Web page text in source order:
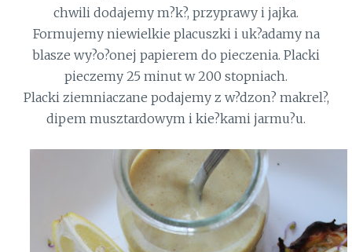
chwili dodajemy m?k?, przyprawy i jajka.
Formujemy niewielkie placuszki i uk?adamy na
blasze wy?o?onej papierem do pieczenia. Placki
pieczemy 25 minut w 200 stopniach.
Placki ziemniaczane podajemy z w?dzon? makrel?,
dipem musztardowym i kie?kami jarmu?u.